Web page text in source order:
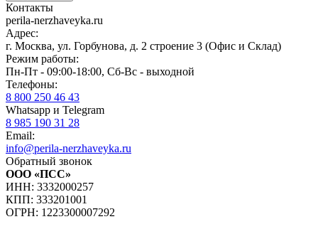
Контакты
perila-nerzhaveyka.ru
Адрес:
г. Москва, ул. Горбунова, д. 2 строение 3 (Офис и Склад)
Режим работы:
Пн-Пт - 09:00-18:00, Сб-Вс - выходной
Телефоны:
8 800 250 46 43
Whatsapp и Telegram
8 985 190 31 28
Email:
info@perila-nerzhaveyka.ru
Обратный звонок
ООО «ПСС»
ИНН: 3332000257
КПП: 333201001
ОГРН: 1223300007292